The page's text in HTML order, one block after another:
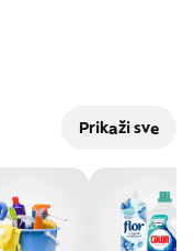
Prikaži sve